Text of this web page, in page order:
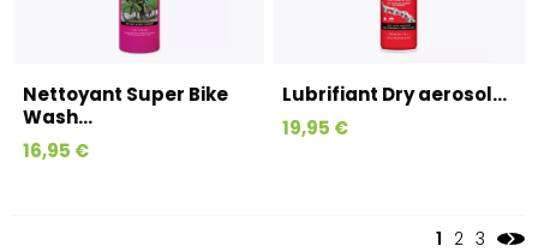
Nettoyant Super Bike
Wash...
16,95 €
Lubrifiant Dry aerosol...
19,95 €
1 2 3